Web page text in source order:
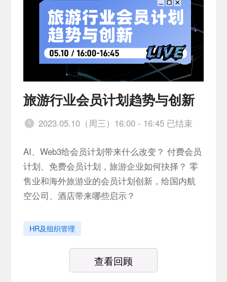
旅游行业会员计划趋势与创新
2023.05.10（周三）16:00 - 16:45 已结束
AI、Web3给会员计划带来什么改变？ 付费会员
计划、免费会员计划，旅游企业如何抉择？ 零
售业和海外旅游业的会员计划创新，给国内航
空公司、酒店带来哪些启示？
HR及组织管理
查看回顾